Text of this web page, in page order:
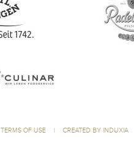
TERMS OF USE | CREATED BY INDUXIA